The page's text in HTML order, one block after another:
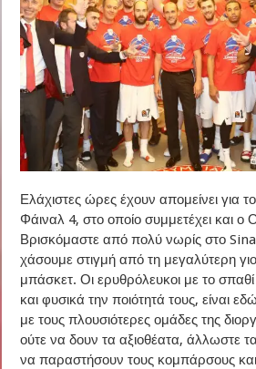
Ελάχιστες ώρες έχουν απομείνει για
Φάιναλ 4, στο οποίο συμμετέχει και ο
Βρισκόμαστε από πολύ νωρίς στο
χάσουμε στιγμή από τη μεγαλύτερη
μπάσκετ. Οι ερυθρόλευκοι με το
και φυσικά την ποιότητά τους, είναι
με τους πλουσιότερες ομάδες της
ούτε να δουν τα αξιοθέατα, άλλωστε
να παραστήσουν τους κομπάρσους